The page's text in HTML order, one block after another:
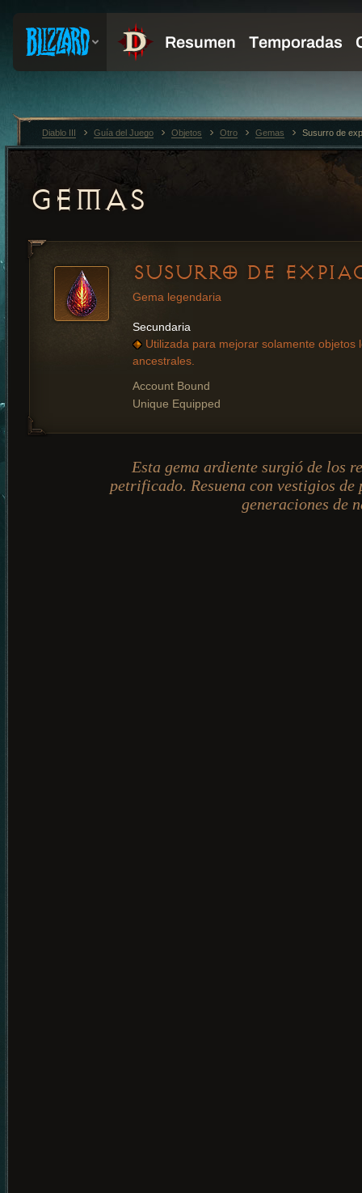
GEMAS
SUSURRO DE
Gema legendaria
Secundaria
Utilizada para mejorar solamente objetos
ancestrales.
Account Bound
Unique Equipped
Esta gema ardiente surgió de los
petrificado. Resuena con vestigios
generaciones de
Diablo III Guía del Juego Objetos Otro Gemas Susurro de